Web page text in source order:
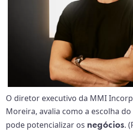
O diretor executivo da MMI
Moreira, avalia como a escolha do
pode potencializar os negócios.